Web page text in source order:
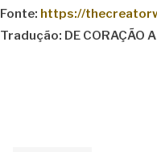
Fonte: https://
Tradução: DE CORAÇÃO